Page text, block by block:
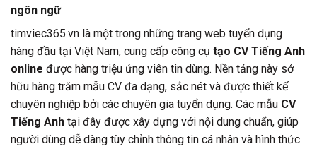
ngôn ngữ
timviec365.vn là một trong những trang web tuyển dụng
hàng đầu tại Việt Nam, cung cấp công cụ tạo CV Tiếng Anh
online được hàng triệu ứng viên tin dùng. Nền tảng này sở
hữu hàng trăm mẫu CV đa dạng, sắc nét và được thiết kế
chuyên nghiệp bởi các chuyên gia tuyển dụng. Các mẫu CV
Tiếng Anh tại đây được xây dựng với nội dung chuẩn, giúp
người dùng dễ dàng tùy chỉnh thông tin cá nhân và hình thức